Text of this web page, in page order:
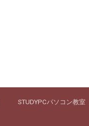
STUDYPCパソコン教室